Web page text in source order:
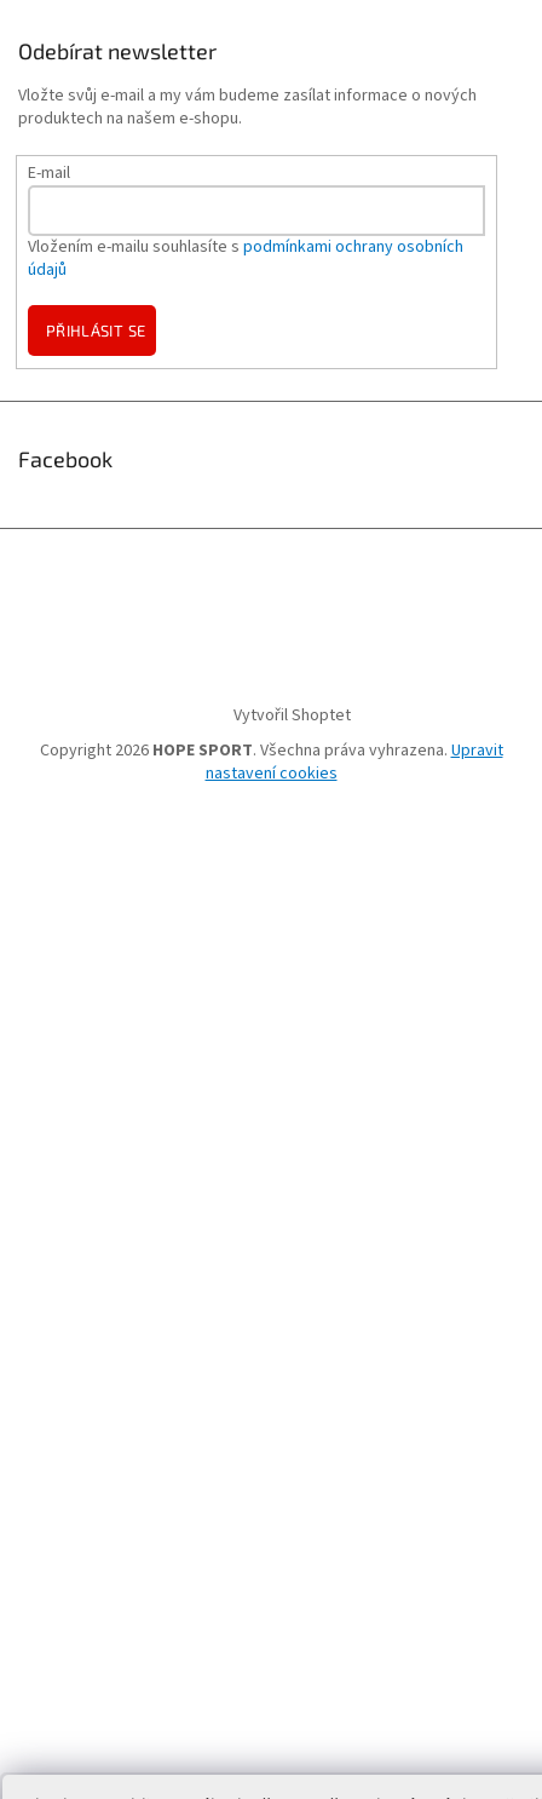
Odebírat newsletter
Vložte svůj e-mail a my vám budeme zasílat informace o nových
produktech na našem e-shopu.
E-mail
Vložením e-mailu souhlasíte s podmínkami ochrany osobních
údajů
PŘIHLÁSIT SE
Facebook
Vytvořil Shoptet
Copyright 2026 HOPE SPORT. Všechna práva vyhrazena.Upravit
nastavení cookies